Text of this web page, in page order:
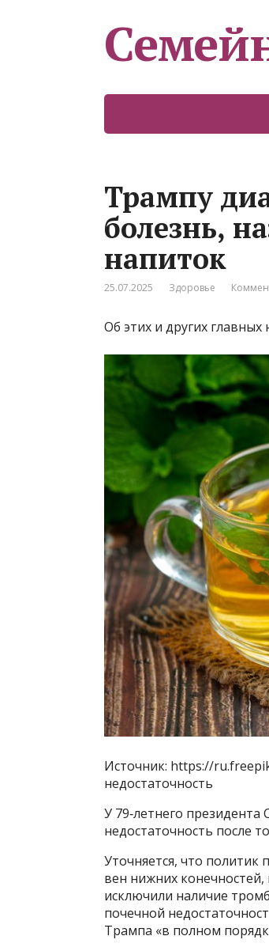
Трампу
болезнь,
напиток
25.07.2025 Здоровье
Об этих и других
Источник: https://
недостаточность
У 79‑летнего
недостаточность после
Уточняется, что
вен нижних
исключили наличие
почечной
Трампа «в полном